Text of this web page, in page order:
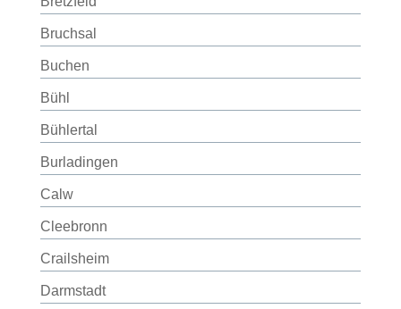
Bruchsal
Buchen
Bühl
Bühlertal
Burladingen
Calw
Cleebronn
Crailsheim
Darmstadt